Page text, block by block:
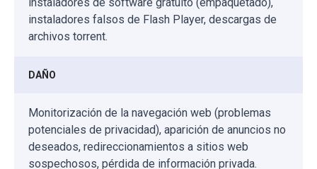
instaladores falsos de Flash Player, descargas de
archivos torrent.
DAÑO
Monitorización de la navegación web (problemas
potenciales de privacidad), aparición de anuncios no
deseados, redireccionamientos a sitios web
sospechosos, pérdida de información privada.